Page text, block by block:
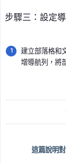
步驟三：設定導
建立部落格和
增導航列，將
這篇說明